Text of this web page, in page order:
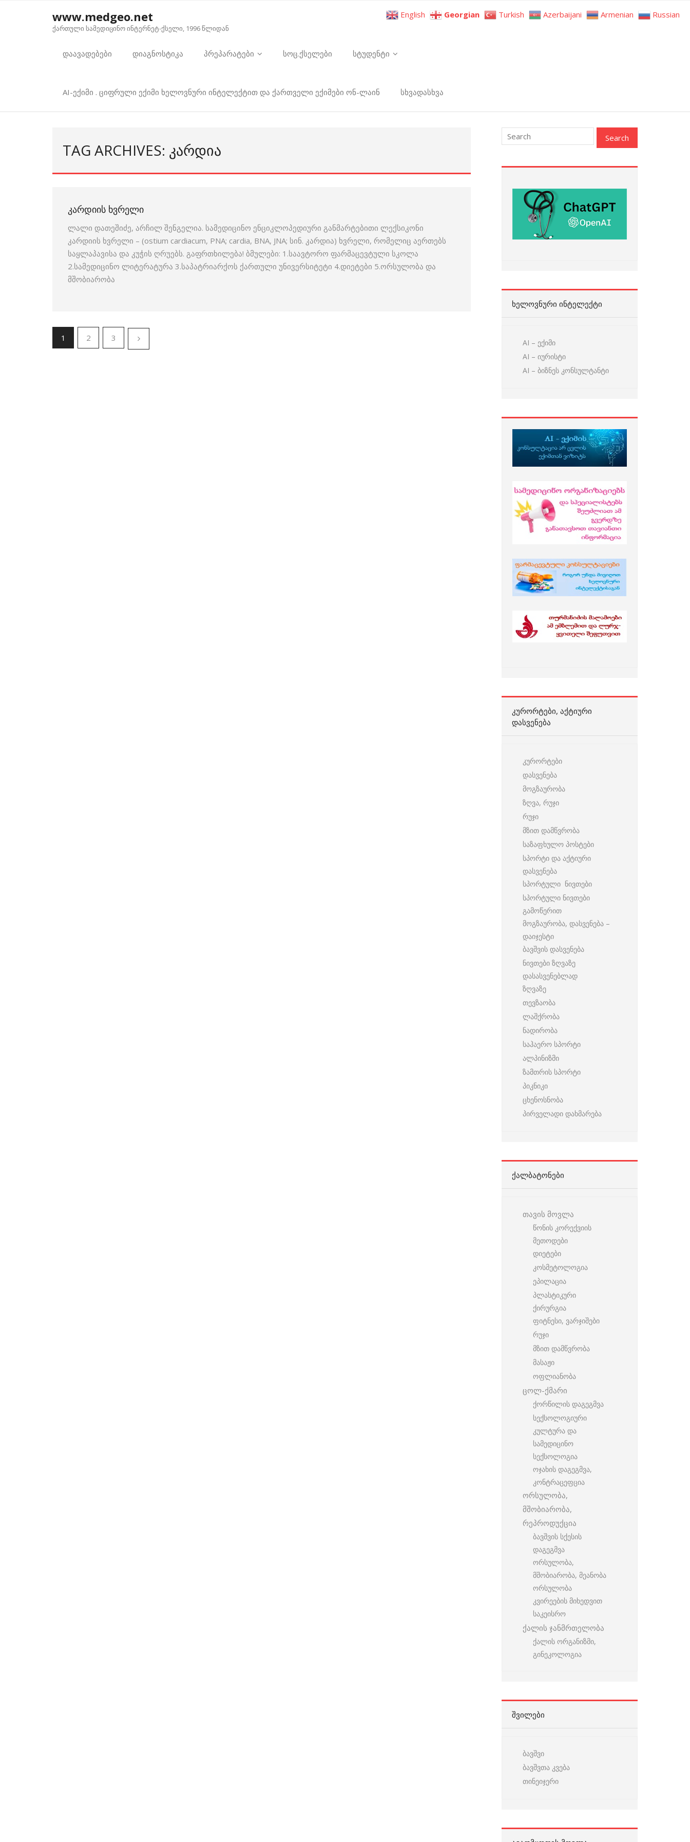
www.medgeo.net
ქართული სამედიცინო ინტერნეტ-ქსელი, 1996 წლიდან
დაავადებები დიაგნოსტიკა პრეპარატები სოც.ქსელები სტუდენტი
AI-ექიმი . ციფრული ექიმი ხელოვნური ინტელექტით და ქართველი ექიმები ონ-ლაინ სხვადასხვა
TAG ARCHIVES: ᲙᲐᲠᲓᲘᲐ
ᲙᲐᲠᲓᲘᲘᲡ ᲮᲕᲠᲔᲚᲘ
ლალი დათეშიძე, არჩილ შენგელია. სამედიცინო ენციკლოპედიური განმარტებითი ლექსიკონი
კარდიის ხვრელი – (ostium cardiacum, PNA; cardia, BNA, JNA; სინ. კარდია) ხვრელი, რომელიც აერთებს
საყლაპავისა და კუჭის ღრუებს. გაფრთხილება! ბმულები: 1.საავტორო ფარმაცევტული სკოლა
2.სამედიცინო ლიტერატურა 3.საპატრიარქოს ქართული უნივერსიტეტი 4.დიეტები 5.ორსულობა და
მშობიარობა
1 2 3
ᲮᲔᲚᲝᲕᲜᲣᲠᲘ ᲘᲜᲢᲔᲚᲔᲥᲢᲘ
AI – ექიმი
AI – იურისტი
AI – ბიზნეს კონსულტანტი
ᲙᲣᲠᲝᲠᲢᲔᲑᲘ, ᲐᲥᲢᲘᲣᲠᲘ
ᲓᲐᲡᲕᲔᲜᲔᲑᲐ
კურორტები
დასვენება
მოგზაურობა
ზღვა, რუჯი
რუჯი
მზით დამწვრობა
საზაფხულო პოსტები
სპორტი და აქტიური
დასვენება
სპორტული ნივთები
სპორტული ნივთები
გამოწერით
მოგზაურობა, დასვენება –
დაიჯესტი
ბავშვის დასვენება
ნივთები ზღვაზე
დასასვენებლად
ზღვაზე
თევზაობა
ლაშქრობა
ნადირობა
საჰაერო სპორტი
ალპინიზმი
ზამთრის სპორტი
პიკნიკი
ცხენოსნობა
პირველადი დახმარება
ᲥᲐᲚᲑᲐᲢᲝᲜᲔᲑᲘ
თავის მოვლა
წონის კორექვიის
მეთოდები
დიეტები
კოსმეტოლოგია
ეპილაცია
პლასტიკური
ქირურგია
ფიტნესი, ვარჯიშები
რუჯი
მზით დამწვრობა
მასაჟი
ოფლიანობა
ცოლ-ქმარი
ქორწილის დაგეგმვა
სექსოლოგიური
კულტურა და
სამედიცინო
სექსოლოგია
ოჯახის დაგეგმვა,
კონტრაცეფცია
ორსულობა,
მშობიარობა,
რეპროდუქცია
ბავშვის სქესის
დაგეგმვა
ორსულობა,
მშობიარობა, მეანობა
ორსულობა
კვირეების მიხედვით
საკეისრო
ქალის ჯანმრთელობა
ქალის ორგანიზმი,
გინეკოლოგია
ᲨᲕᲘᲚᲔᲑᲘ
ბავშვი
ბავშვთა კვება
თინეიჯერი
English Georgian Turkish Azerbaijani Armenian Russian